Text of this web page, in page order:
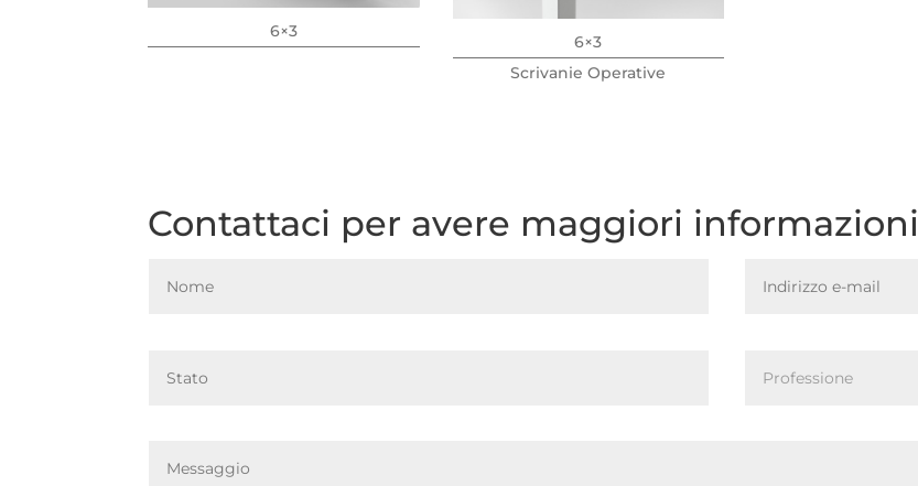
6×3
6×3
Scrivanie Operative
Contattaci per avere maggiori informazioni